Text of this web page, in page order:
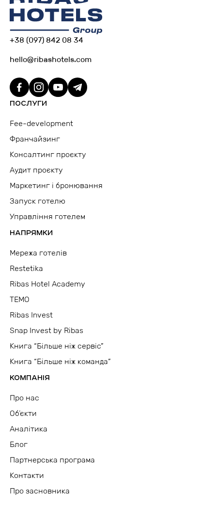
ПОСЛУГИ
Fee-development
Франчайзинг
Консалтинг проєкту
Аудит проєкту
Маркетинг і бронювання
Запуск готелю
Управління готелем
НАПРЯМКИ
Мережа готелів
Restetika
Ribas Hotel Academy
TEMO
Ribas Invest
Snap Invest by Ribas
Книга “Більше ніж сервіс”
Книга “Більше ніж команда”
КОМПАНІЯ
Про нас
Об’єкти
Аналітика
Блог
Партнерська програма
Контакти
Про засновника
+38 (097) 842 08 34
hello@ribashotels.com